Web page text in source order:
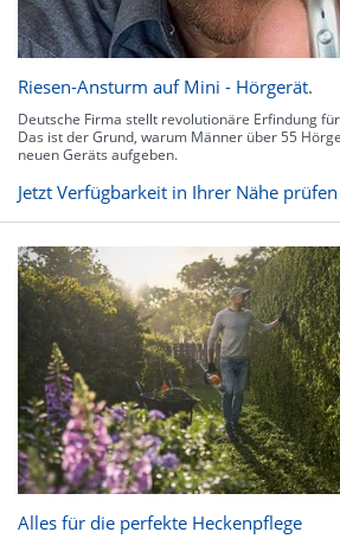
Riesen-Ansturm auf Mini - Hörgerät.
Deutsche Firma stellt revolutionäre Erfindung
Das ist der Grund, warum Männer über 55
neuen Geräts aufgeben.
Jetzt Verfügbarkeit in Ihrer Nähe prüfen
Alles für die perfekte Heckenpflege